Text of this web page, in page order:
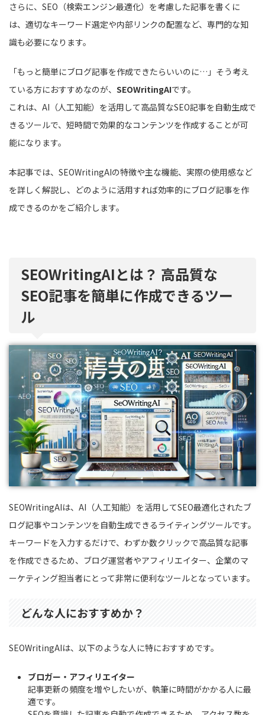
さらに、SEO（検索エンジン最適化）を考慮した記事を書くに
は、適切なキーワード選定や内部リンクの配置など、専門的な知
識も必要になります。
「もっと簡単にブログ記事を作成できたらいいのに…」そう考え
ている方におすすめなのが、 SEOWritingAIです。
これは、AI（人工知能）を活用して高品質なSEO記事を自動生成で
きるツールで、短時間で効果的なコンテンツを作成することが可
能になります。
本記事では、SEOWritingAIの特徴や主な機能、実際の使用感など
を詳しく解説し、どのように活用すれば効率的にブログ記事を作
成できるのかをご紹介します。
SEOWritingAIとは？ 高品質な
SEO記事を簡単に作成できるツー
ル
SEOWritingAIは、AI（人工知能）を活用してSEO最適化されたブ
ログ記事やコンテンツを自動生成できるライティングツールです。
キーワードを入力するだけで、わずか数クリックで高品質な記事
を作成できるため、ブログ運営者やアフィリエイター、企業のマ
ーケティング担当者にとって非常に便利なツールとなっています。
どんな人におすすめか？
SEOWritingAIは、以下のような人に特におすすめです。
ブロガー・アフィリエイター
記事更新の頻度を増やしたいが、執筆に時間がかかる人に最
適です。